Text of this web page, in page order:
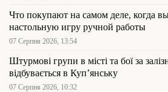
Что покупают на самом деле, когда
настольную игру ручной работы
07 Серпня 2026, 13:54
Штурмові групи в місті та бої за
відбувається в Куп’янську
07 Серпня 2026, 10:32